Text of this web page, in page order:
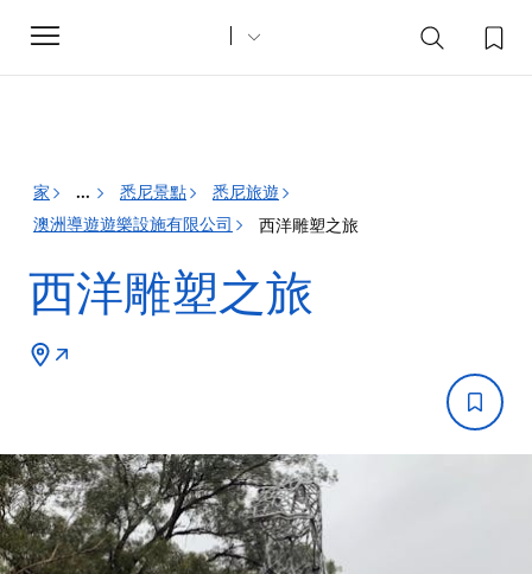
Toggle
navigation
家 ... 悉尼景點
悉尼旅遊
澳洲導遊遊樂設施有限公司
西洋雕塑之旅
西洋雕塑之旅